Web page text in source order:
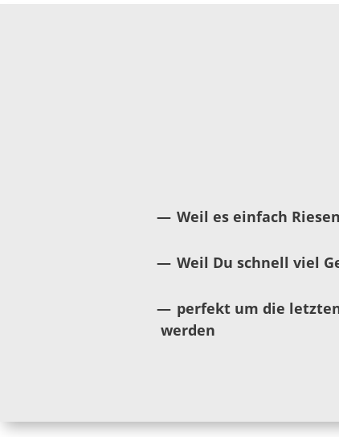
Weil es einfach
Weil Du schnell viel
perfekt um die
werden